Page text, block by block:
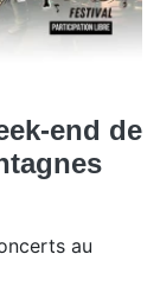
end de
au